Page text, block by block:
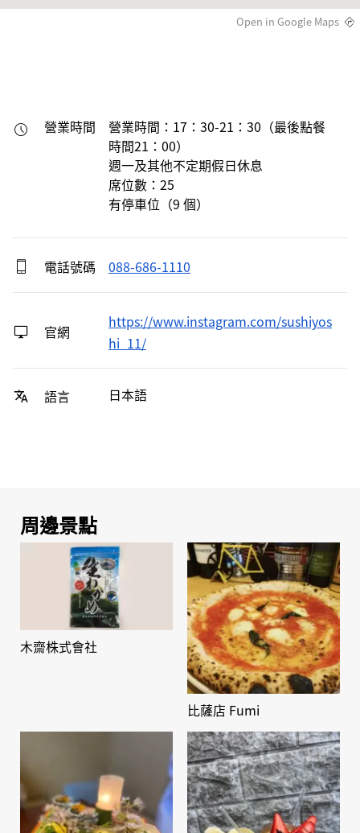
Open in Google Maps
營業時間
營業時間：17：30-21：30（最後點餐
時間21：00）
週一及其他不定期假日休息
席位數：25
有停車位（9 個）
電話號碼 088-686-1110
官網
https://www.instagram.com/sushiyos
hi_11/
語言 日本語
周邊景點
木齋株式會社
比薩店 Fumi